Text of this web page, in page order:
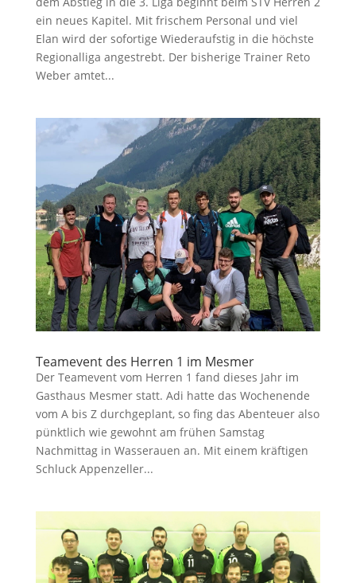
ein neues Kapitel. Mit frischem Personal und viel
Elan wird der sofortige Wiederaufstig in die höchste
Regionalliga angestrebt. Der bisherige Trainer Reto
Weber amtet...
Teamevent des Herren 1 im Mesmer
Der Teamevent vom Herren 1 fand dieses Jahr im
Gasthaus Mesmer statt. Adi hatte das Wochenende
vom A bis Z durchgeplant, so fing das Abenteuer also
pünktlich wie gewohnt am frühen Samstag
Nachmittag in Wasserauen an. Mit einem kräftigen
Schluck Appenzeller...